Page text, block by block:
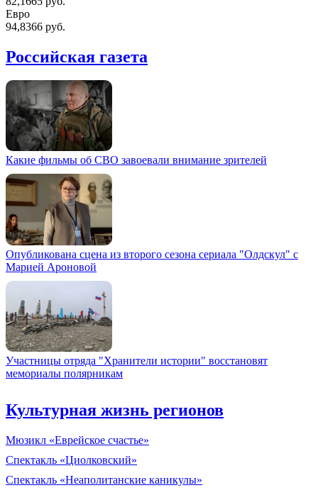
Евро
94,8366 руб.
Российская газета
Какие фильмы об СВО завоевали внимание зрителей
Опубликована сцена из второго сезона сериала "Олдскул" с
Марией Ароновой
Участницы отряда "Хранители истории" восстановят
мемориалы полярникам
Культурная жизнь регионов
Мюзикл «Еврейское счастье»
Спектакль «Циолковский»
Спектакль «Неаполитанские каникулы»